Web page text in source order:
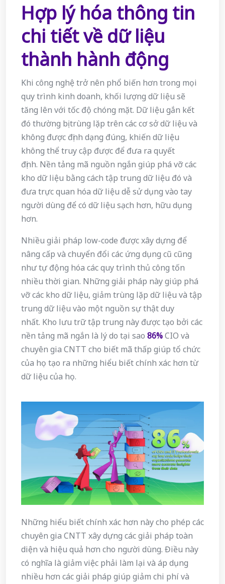
Hợp lý hóa thông tin
chi tiết về dữ liệu
thành hành động
Khi công nghệ trở nên phổ biến hơn trong mọi
quy trình kinh doanh, khối lượng dữ liệu sẽ
tăng lên với tốc độ chóng mặt. Dữ liệu gắn kết
đó thường bị trùng lặp trên các cơ sở dữ liệu và
không được định dạng đúng, khiến dữ liệu
không thể truy cập được để đưa ra quyết
định. Nền tảng mã nguồn ngắn giúp phá vỡ các
kho dữ liệu bằng cách tập trung dữ liệu đó và
đưa trực quan hóa dữ liệu dễ sử dụng vào tay
người dùng để có dữ liệu sạch hơn, hữu dụng
hơn.
Nhiều giải pháp low-code được xây dựng để
nâng cấp và chuyển đổi các ứng dụng cũ cũng
như tự động hóa các quy trình thủ công tốn
nhiều thời gian. Những giải pháp này giúp phá
vỡ các kho dữ liệu, giảm trùng lặp dữ liệu và tập
trung dữ liệu vào một nguồn sự thật duy
nhất. Kho lưu trữ tập trung này được tạo bởi các
nền tảng mã ngắn là lý do tại sao 86%CIO và
chuyên gia CNTT cho biết mã thấp giúp tổ chức
của họ tạo ra những hiểu biết chính xác hơn từ
dữ liệu của họ.
Những hiểu biết chính xác hơn này cho phép các
chuyên gia CNTT xây dựng các giải pháp toàn
diện và hiệu quả hơn cho người dùng. Điều này
có nghĩa là giảm việc phải làm lại và áp dụng
nhiều hơn các giải pháp giúp giảm chi phí và